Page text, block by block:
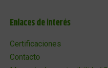
Enlaces de interés
Certificaciones
Contacto